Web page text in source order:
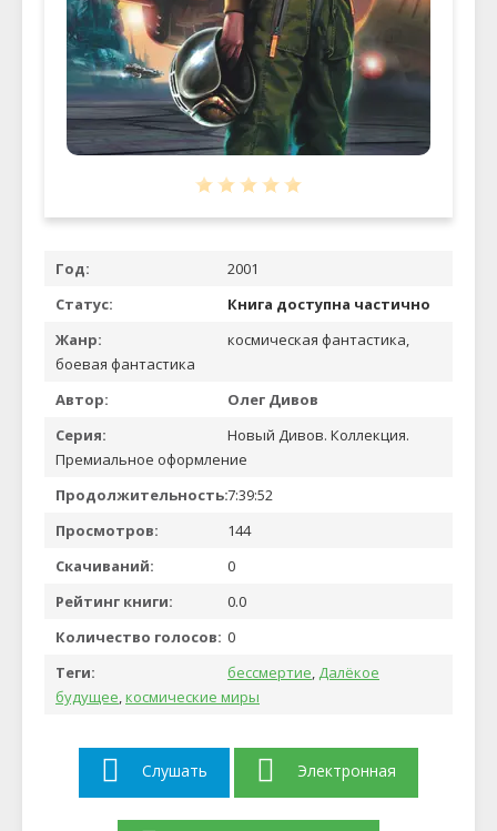
Год:
2001
Статус:
Книга доступна частично
Жанр:
космическая фантастика,
боевая фантастика
Автор:
Олег Дивов
Серия:
Новый Дивов. Коллекция.
Премиальное оформление
Продолжительность:7:39:52
Просмотров:
144
Скачиваний:
0
Рейтинг книги:
0.0
Количество голосов: 0
Теги:
бессмертие, Далёкое
будущее,космические миры
Слушать Электронная